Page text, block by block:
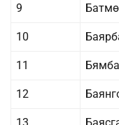
9
10
11
12